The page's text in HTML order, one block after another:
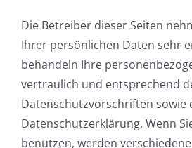
Die Betreiber dieser Seiten
Ihrer persönlichen Daten sehr
behandeln Ihre
vertraulich und entsprechend
Datenschutzvorschriften sowie
Datenschutzerklärung. Wenn
benutzen, werden verschiedene